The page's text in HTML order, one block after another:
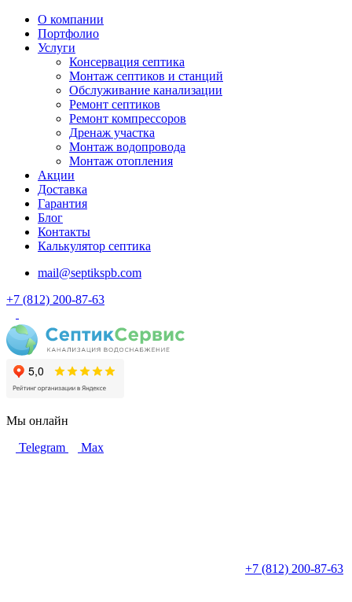
О компании
Портфолио
Услуги
Консервация септика
Монтаж септиков и станций
Обслуживание канализации
Ремонт септиков
Ремонт компрессоров
Дренаж участка
Монтаж водопровода
Монтаж отопления
Акции
Доставка
Гарантия
Блог
Контакты
Калькулятор септика
mail@septikspb.com
+7 (812) 200-87-63
Мы онлайн
Telegram
Max
+7 (812) 200-87-63